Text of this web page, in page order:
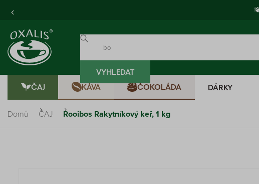
VYHLEDAT
ČAJ KÁVA ČOKOLÁDA DÁRKY
Domů ČAJ Rooibos Rakytníkový keř, 1 kg